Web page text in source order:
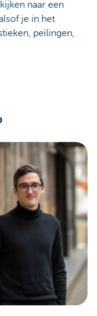
naar een
je in het
peilingen,